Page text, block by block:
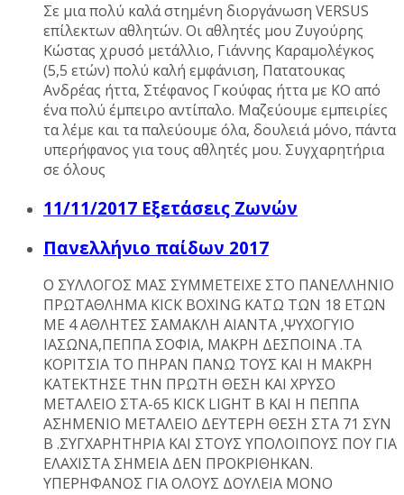
Σε μια πολύ καλά στημένη διοργάνωση VERSUS
επίλεκτων αθλητών. Oι αθλητές μου Ζυγούρης
Κώστας χρυσό μετάλλιο, Γιάννης Καραμολέγκος
(5,5 ετών) πολύ καλή εμφάνιση, Πατατουκας
Ανδρέας ήττα, Στέφανος Γκούφας ήττα με ΚΟ από
ένα πολύ έμπειρο αντίπαλο. Μαζεύουμε εμπειρίες
τα λέμε και τα παλεύουμε όλα, δουλειά μόνο, πάντα
υπερήφανος για τους αθλητές μου. Συγχαρητήρια
σε όλους
11/11/2017 Εξετάσεις Ζωνών
Πανελλήνιο παίδων 2017
Ο ΣΥΛΛΟΓΟΣ ΜΑΣ ΣΥΜΜΕΤΕΙΧΕ ΣΤΟ ΠΑΝΕΛΛΗΝΙΟ
ΠΡΩΤΑΘΛΗΜΑ KICK BOXING ΚΑΤΩ ΤΩΝ 18 ΕΤΩΝ
ΜΕ 4 ΑΘΛΗΤΕΣ ΣΑΜΑΚΛΗ ΑΙΑΝΤΑ ,ΨΥΧΟΓΥΙΟ
ΙΑΣΩΝΑ,ΠΕΠΠΑ ΣΟΦΙΑ, ΜΑΚΡΗ ΔΕΣΠΟΙΝΑ .ΤΑ
ΚΟΡΙΤΣΙΑ ΤΟ ΠΗΡΑΝ ΠΑΝΩ ΤΟΥΣ ΚΑΙ Η ΜΑΚΡΗ
ΚΑΤΕΚΤΗΣΕ ΤΗΝ ΠΡΩΤΗ ΘΕΣΗ ΚΑΙ ΧΡΥΣΟ
ΜΕΤΑΛΕΙΟ ΣΤΑ-65 KICK LIGHT B KAI H ΠΕΠΠΑ
ΑΣΗΜΕΝΙΟ ΜΕΤΑΛΕΙΟ ΔΕΥΤΕΡΗ ΘΕΣΗ ΣΤΑ 71 ΣΥΝ
Β .ΣΥΓΧΑΡΗΤΗΡΙΑ ΚΑΙ ΣΤΟΥΣ ΥΠΟΛΟΙΠΟΥΣ ΠΟΥ ΓΙΑ
ΕΛΑΧΙΣΤΑ ΣΗΜΕΙΑ ΔΕΝ ΠΡΟΚΡΙΘΗΚΑΝ.
ΥΠΕΡΗΦΑΝΟΣ ΓΙΑ ΟΛΟΥΣ ΔΟΥΛΕΙΑ ΜΟΝΟ